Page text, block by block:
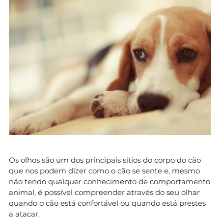
Os olhos são um dos principais sítios do corpo do cão
que nos podem dizer como o cão se sente e, mesmo
não tendo qualquer conhecimento de comportamento
animal, é possível compreender através do seu olhar
quando o cão está confortável ou quando está prestes
a atacar.